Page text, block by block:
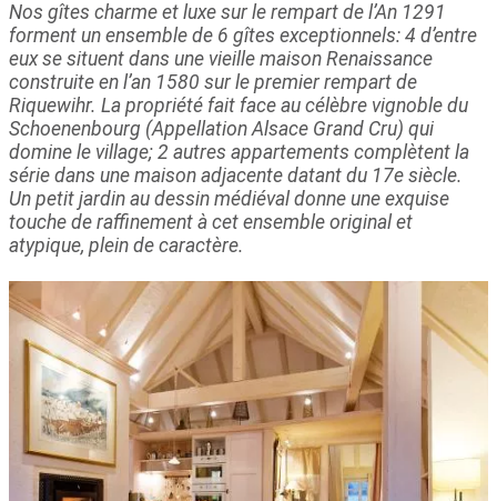
Nos gîtes charme et luxe sur le rempart de l’An 1291
forment un ensemble de 6 gîtes exceptionnels: 4 d’entre
eux se situent dans une vieille maison Renaissance
construite en l’an 1580 sur le premier rempart de
Riquewihr. La propriété fait face au célèbre vignoble du
Schoenenbourg (Appellation Alsace Grand Cru) qui
domine le village; 2 autres appartements complètent la
série dans une maison adjacente datant du 17e siècle.
Un petit jardin au dessin médiéval donne une exquise
touche de raffinement à cet ensemble original et
atypique, plein de caractère.